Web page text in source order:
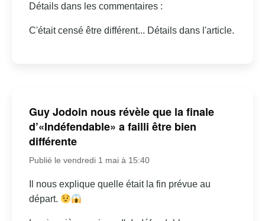
Détails dans les commentaires :
C'était censé être différent... Détails dans l'article.
Guy Jodoin nous révèle que la finale
d’«Indéfendable» a failli être bien
différente
Publié le vendredi 1 mai à 15:40
Il nous explique quelle était la fin prévue au
départ.